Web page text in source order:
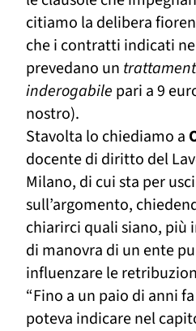
citiamo la delibera
che i contratti indicati
prevedano un
inderogabile pari a 9
nostro).
Stavolta lo chiediamo a
docente di diritto del
Milano, di cui sta per
sull’argomento,
chiarirci quali siano, più
di manovra di un ente
influenzare le
“Fino a un paio di anni
poteva indicare nel